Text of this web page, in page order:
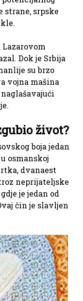
strane, srpske
Lazarovom
Dok je Srbija
su brzo
vojna mašina
život?
boja jedan
osmanskoj
dvanaest
neprijateljske
je jedan od
čin je slavljen